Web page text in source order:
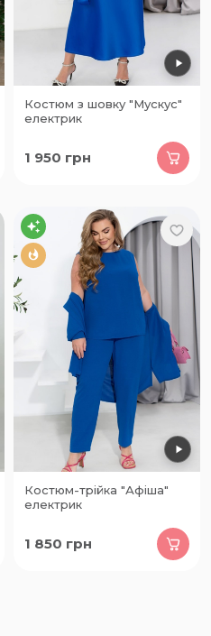
Костюм з шовку "Мускус"
електрик
1 950 грн
Костюм-трійка "Афіша"
електрик
1 850 грн